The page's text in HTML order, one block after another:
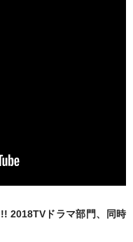
2018TVドラマ部門、同時